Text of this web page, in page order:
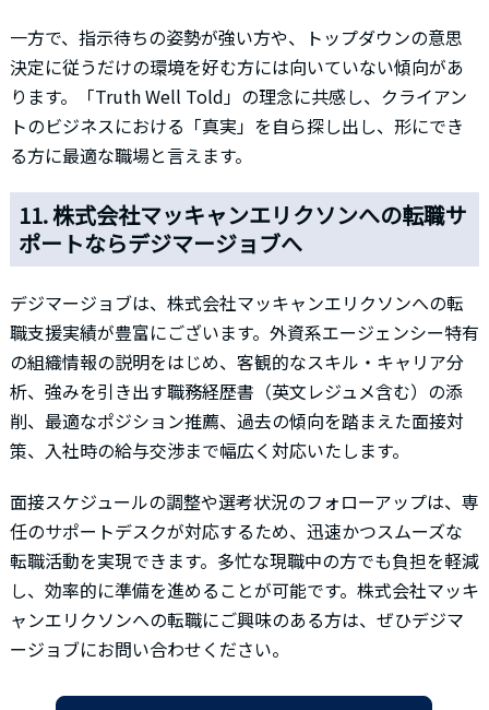
一方で、指示待ちの姿勢が強い方や、トップダウンの意思
決定に従うだけの環境を好む方には向いていない傾向があ
ります。「Truth Well Told」の理念に共感し、クライアン
トのビジネスにおける「真実」を自ら探し出し、形にでき
る方に最適な職場と言えます。
11. 株式会社マッキャンエリクソンへの転職サ
ポートならデジマージョブへ
デジマージョブは、株式会社マッキャンエリクソンへの転
職支援実績が豊富にございます。外資系エージェンシー特有
の組織情報の説明をはじめ、客観的なスキル・キャリア分
析、強みを引き出す職務経歴書（英文レジュメ含む）の添
削、最適なポジション推薦、過去の傾向を踏まえた面接対
策、入社時の給与交渉まで幅広く対応いたします。
面接スケジュールの調整や選考状況のフォローアップは、専
任のサポートデスクが対応するため、迅速かつスムーズな
転職活動を実現できます。多忙な現職中の方でも負担を軽減
し、効率的に準備を進めることが可能です。株式会社マッキ
ャンエリクソンへの転職にご興味のある方は、ぜひデジマ
ージョブにお問い合わせください。